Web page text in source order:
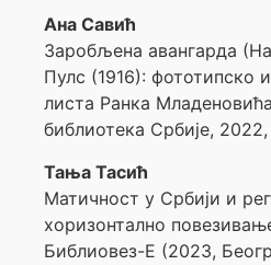
Ана Савић
Заробљена авангарда
Пулс (1916): фототипско
листа Ранка
библиотека Србије,
Тања Тасић
Матичност у Србији и
хоризонтално
Библиовез-Е (2023,